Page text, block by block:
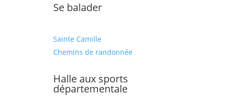
Se balader
Sainte Camille
Chemins de randonnée
Halle aux sports
départementale